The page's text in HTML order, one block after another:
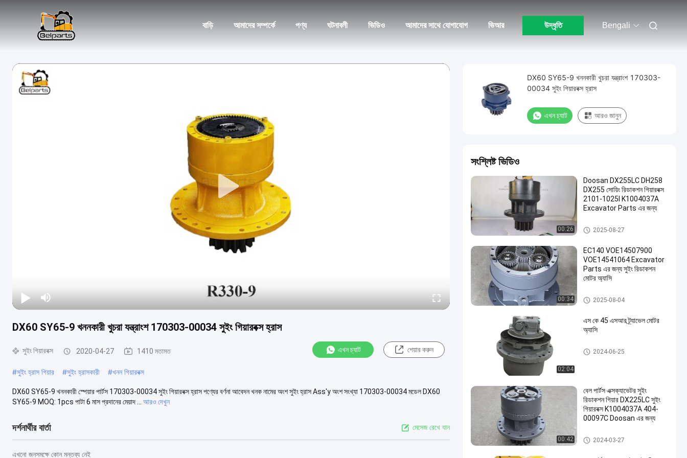
বাড়ি আমাদের সম্পর্কে পণ্য ঘটনাবলী ভিডিও আমাদের সাথে যোগাযোগ ভিআর উদ্ধৃতি Bengali
DX60 SY65-9 খননকারী খুচরা যন্ত্রাংশ 170303-00034 সুইং গিয়ারবক্স হ্রাস
সুইং গিয়ারবক্স 2020-04-27 1410 মতামত এখন চ্যাট শেয়ার করুন
#সুইং হ্রাস গিয়ার #সুইং হ্রাসকারী #খনন গিয়ারবক্স
DX60 SY65-9 খননকারী স্পেয়ার পার্টস 170303-00034 সুইং গিয়ারবক্স হ্রাস পণ্যের বর্ণনা আবেদন খনক নামের অংশ সুইং হ্রাস Ass'y অংশ সংখ্যা 170303-00034 মডেল DX60
SY65-9 MOQ: 1pcs পাটা 6 মাস প্রদানের মেয়াদ ...
আরও দেখুন
দর্শনার্থীর বার্তা মেসেজ রেখে যান
এখনো জনসমক্ষে কোন মন্তব্য নেই
DX60 SY65-9 খননকারী খুচরা যন্ত্রাংশ 170303-
00034 সুইং গিয়ারবক্স হ্রাস
এখন চ্যাট আরও জানুন
সংশ্লিষ্ট ভিডিও
00:26
Doosan DX255LC DH258
DX255 সোয়িং রিডাকশন গিয়ারবক্স
2101-1025I K1004037A
Excavator Parts এর জন্য
সুইং গিয়ারবক্স
2025-08-27
00:34
EC140 VOE14507900
VOE14541064 Excavator
Parts এর জন্য সুইং রিডাকশন
মোটর অ্যাসি
সুইং গিয়ারবক্স
2025-08-04
02:04
এস কে 45 এসআর ট্র্যাভেল মোটর
অ্যাসি
ভ্রমণ মোটর অ্যাসি
2024-06-25
00:42
বেল পার্টস এক্সক্যাভেটর সুইং
রিডাকশন গিয়ার DX225LC সুইং
গিয়ারবক্স K1004037A 404-
00097C Doosan এর জন্য
সুইং গিয়ারবক্স
2024-03-27